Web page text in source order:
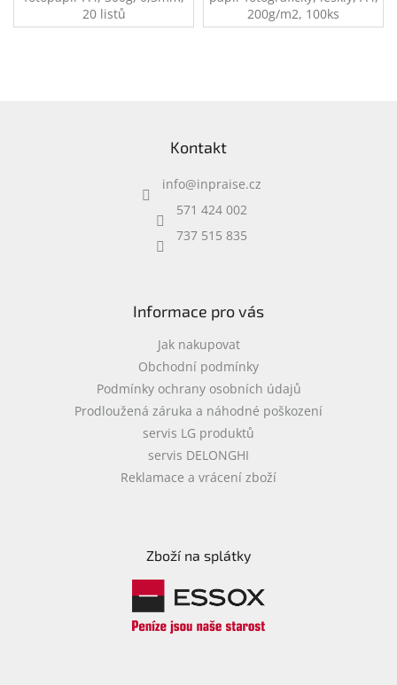
20 listů
200g/m2, 100ks
Kontakt
info@inpraise.cz
571 424 002
737 515 835
Informace pro vás
Jak nakupovat
Obchodní podmínky
Podmínky ochrany osobních údajů
Prodloužená záruka a náhodné poškození
servis LG produktů
servis DELONGHI
Reklamace a vrácení zboží
Zboží na splátky